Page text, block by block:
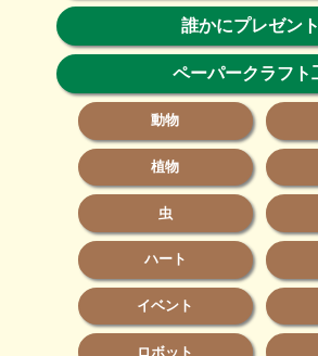
誰かにプレゼント
ペーパークラフト
動物
植物
虫
ハート
イベント
ロボット